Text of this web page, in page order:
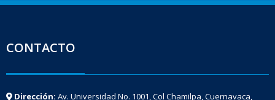
CONTACTO
Dirección: Av. Universidad No. 1001, Col Chamilpa, Cuernavaca,